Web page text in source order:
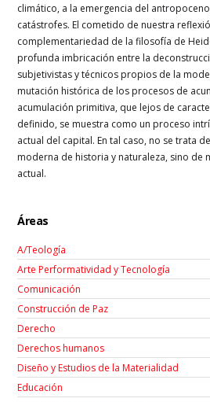
climático, a la emergencia del
catástrofes. El cometido de nuestra
complementariedad de la filosofía de
profunda imbricación entre la
subjetivistas y técnicos propios de la
mutación histórica de los procesos de
acumulación primitiva, que lejos de
definido, se muestra como un proceso
actual del capital. En tal caso, no se trata
moderna de historia y naturaleza, sino de
actual.
Áreas
A/Teología
Arte Performatividad y Tecnología
Comunicación
Construcción de Paz
Derecho
Derechos humanos
Diseño y Estudios de la Materialidad
Educación